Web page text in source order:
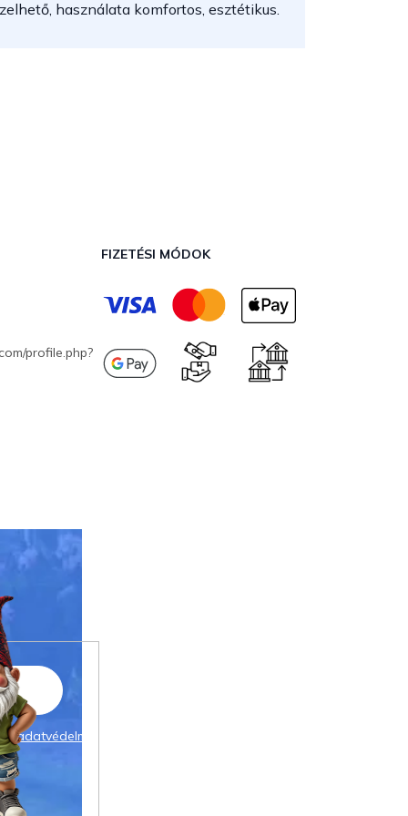
használata komfortos, esztétikus.
profile.php?
FIZETÉSI MÓDOK
adatvédelmi